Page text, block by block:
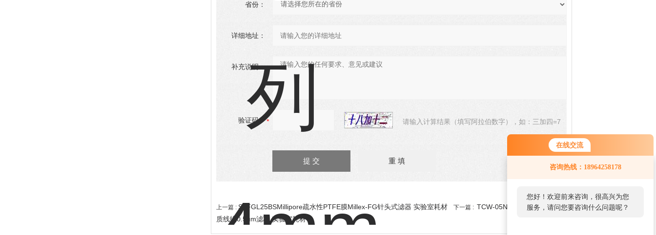
在线交流
咨询热线：18964258178
您好！欢迎前来咨询，很高兴为您
服务，请问您要咨询什么问题呢？
省份：
详细地址：
补充说明：
验证码： 请输入计算结果（填写阿拉伯数字），如：三加四=7
上一篇 : SLFGL25BSMillipore疏水性PTFE膜Millex-FG针头式滤器 实验室耗材 下一篇 : TCW-05N-PPS日本东洋PP材
质线绕0.5um滤芯 实验室耗材